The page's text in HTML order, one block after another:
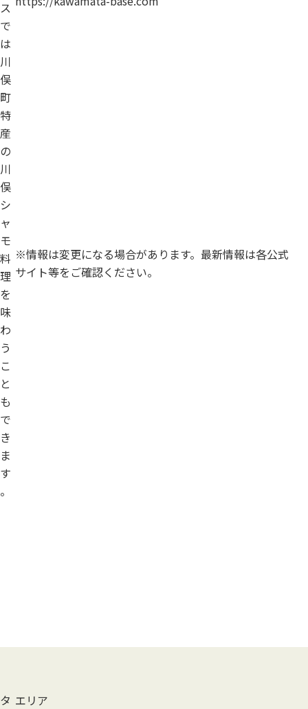
ス
で
は
川
俣
町
特
産
の
川
俣
シ
ャ
モ
料
理
を
味
わ
う
こ
と
も
で
き
ま
す
。
※情報は変更になる場合があります。最新情報は各公式
サイト等をご確認ください。
タ エリア